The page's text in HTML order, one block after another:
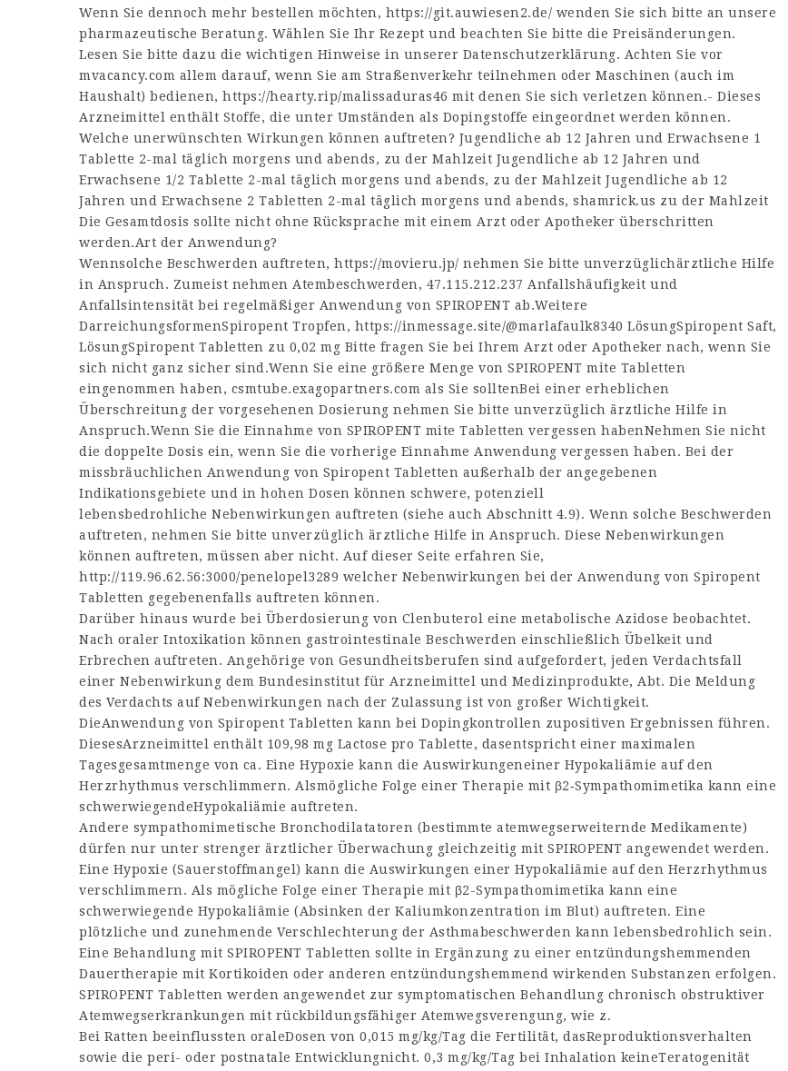
Wenn Sie dennoch mehr bestellen möchten, https://git.auwiesen2.de/ wenden Sie sich bitte an unsere
pharmazeutische Beratung. Wählen Sie Ihr Rezept und beachten Sie bitte die Preisänderungen.
Lesen Sie bitte dazu die wichtigen Hinweise in unserer Datenschutzerklärung. Achten Sie vor
mvacancy.com allem darauf, wenn Sie am Straßenverkehr teilnehmen oder Maschinen (auch im
Haushalt) bedienen, https://hearty.rip/malissaduras46 mit denen Sie sich verletzen können.- Dieses
Arzneimittel enthält Stoffe, die unter Umständen als Dopingstoffe eingeordnet werden können.
Welche unerwünschten Wirkungen können auftreten? Jugendliche ab 12 Jahren und Erwachsene 1
Tablette 2-mal täglich morgens und abends, zu der Mahlzeit Jugendliche ab 12 Jahren und
Erwachsene 1/2 Tablette 2-mal täglich morgens und abends, zu der Mahlzeit Jugendliche ab 12
Jahren und Erwachsene 2 Tabletten 2-mal täglich morgens und abends, shamrick.us zu der Mahlzeit
Die Gesamtdosis sollte nicht ohne Rücksprache mit einem Arzt oder Apotheker überschritten
werden.Art der Anwendung?
Wennsolche Beschwerden auftreten, https://movieru.jp/ nehmen Sie bitte unverzüglichärztliche Hilfe
in Anspruch. Zumeist nehmen Atembeschwerden, 47.115.212.237 Anfallshäufigkeit und
Anfallsintensität bei regelmäßiger Anwendung von SPIROPENT ab.Weitere
DarreichungsformenSpiropent Tropfen, https://inmessage.site/@marlafaulk8340 LösungSpiropent Saft,
LösungSpiropent Tabletten zu 0,02 mg Bitte fragen Sie bei Ihrem Arzt oder Apotheker nach, wenn Sie
sich nicht ganz sicher sind.Wenn Sie eine größere Menge von SPIROPENT mite Tabletten
eingenommen haben, csmtube.exagopartners.com als Sie solltenBei einer erheblichen
Überschreitung der vorgesehenen Dosierung nehmen Sie bitte unverzüglich ärztliche Hilfe in
Anspruch.Wenn Sie die Einnahme von SPIROPENT mite Tabletten vergessen habenNehmen Sie nicht
die doppelte Dosis ein, wenn Sie die vorherige Einnahme Anwendung vergessen haben. Bei der
missbräuchlichen Anwendung von Spiropent Tabletten außerhalb der angegebenen
Indikationsgebiete und in hohen Dosen können schwere, potenziell
lebensbedrohliche Nebenwirkungen auftreten (siehe auch Abschnitt 4.9). Wenn solche Beschwerden
auftreten, nehmen Sie bitte unverzüglich ärztliche Hilfe in Anspruch. Diese Nebenwirkungen
können auftreten, müssen aber nicht. Auf dieser Seite erfahren Sie,
http://119.96.62.56:3000/penelopel3289 welcher Nebenwirkungen bei der Anwendung von Spiropent
Tabletten gegebenenfalls auftreten können.
Darüber hinaus wurde bei Überdosierung von Clenbuterol eine metabolische Azidose beobachtet.
Nach oraler Intoxikation können gastrointestinale Beschwerden einschließlich Übelkeit und
Erbrechen auftreten. Angehörige von Gesundheitsberufen sind aufgefordert, jeden Verdachtsfall
einer Nebenwirkung dem Bundesinstitut für Arzneimittel und Medizinprodukte, Abt. Die Meldung
des Verdachts auf Nebenwirkungen nach der Zulassung ist von großer Wichtigkeit.
DieAnwendung von Spiropent Tabletten kann bei Dopingkontrollen zupositiven Ergebnissen führen.
DiesesArzneimittel enthält 109,98 mg Lactose pro Tablette, dasentspricht einer maximalen
Tagesgesamtmenge von ca. Eine Hypoxie kann die Auswirkungeneiner Hypokaliämie auf den
Herzrhythmus verschlimmern. Alsmögliche Folge einer Therapie mit β2‑Sympathomimetika kann eine
schwerwiegendeHypokaliämie auftreten.
Andere sympathomimetische Bronchodilatatoren (bestimmte atemwegserweiternde Medikamente)
dürfen nur unter strenger ärztlicher Überwachung gleichzeitig mit SPIROPENT angewendet werden.
Eine Hypoxie (Sauerstoffmangel) kann die Auswirkungen einer Hypokaliämie auf den Herzrhythmus
verschlimmern. Als mögliche Folge einer Therapie mit β2-Sympathomimetika kann eine
schwerwiegende Hypokaliämie (Absinken der Kaliumkonzentration im Blut) auftreten. Eine
plötzliche und zunehmende Verschlechterung der Asthmabeschwerden kann lebensbedrohlich sein.
Eine Behandlung mit SPIROPENT Tabletten sollte in Ergänzung zu einer entzündungshemmenden
Dauertherapie mit Kortikoiden oder anderen entzündungshemmend wirkenden Substanzen erfolgen.
SPIROPENT Tabletten werden angewendet zur symptomatischen Behandlung chronisch obstruktiver
Atemwegserkrankungen mit rückbildungsfähiger Atemwegsverengung, wie z.
Bei Ratten beeinflussten oraleDosen von 0,015 mg/kg/Tag die Fertilität, dasReproduktionsverhalten
sowie die peri- oder postnatale Entwicklungnicht. 0,3 mg/kg/Tag bei Inhalation keineTeratogenität